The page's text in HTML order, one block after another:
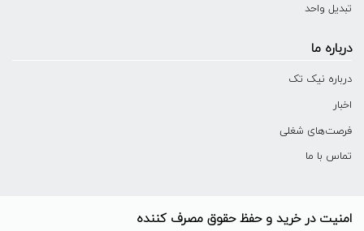
تبدیل واحد
درباره ما
درباره نیک تک
اخبار
فرصت‌های شغلی
تماس با ما
امنیت در خرید و حفظ حقوق مصرف کننده